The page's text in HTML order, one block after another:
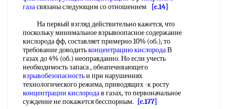
газасвязаны следующим со отношением
[c.14]
На первый взгляд действительно кажется, что
поскольку минимальное взрывоопасное содержание
кислорода фф, составляет примерно 10% (об.), то
требование доводитьконцентрацию кислородаВ
газах до 4% (об.) неоправданно. Но если учесть
необходимость запаса , обеапечивающего
взрывобезопасностьи при нарушениях
технологического режима, приводящих -к росту
концентрации кислородав газах, то первоначальное
суждение не покажется бесспорным.
[c.177]